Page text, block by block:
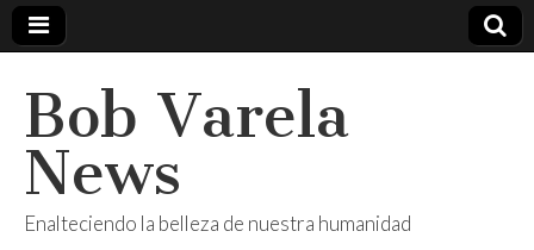
Bob Varela
News
Enalteciendo la belleza de nuestra humanidad